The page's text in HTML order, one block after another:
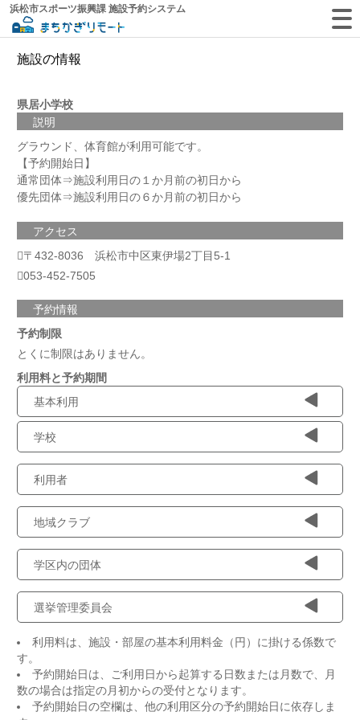
浜松市スポーツ振興課 施設予約システム
施設の情報
県居小学校
説明
グラウンド、体育館が利用可能です。
【予約開始日】
通常団体⇒施設利用日の１か月前の初日から
優先団体⇒施設利用日の６か月前の初日から
アクセス
〒432-8036 浜松市中区東伊場2丁目5-1
053-452-7505
予約情報
予約制限
とくに制限はありません。
利用料と予約期間
基本利用
学校
利用者
地域クラブ
学区内の団体
選挙管理委員会
利用料は、施設・部屋の基本利用料金（円）に掛ける係数で
す。
予約開始日は、ご利用日から起算する日数または月数で、月
数の場合は指定の月初からの受付となります。
予約開始日の空欄は、他の利用区分の予約開始日に依存しま